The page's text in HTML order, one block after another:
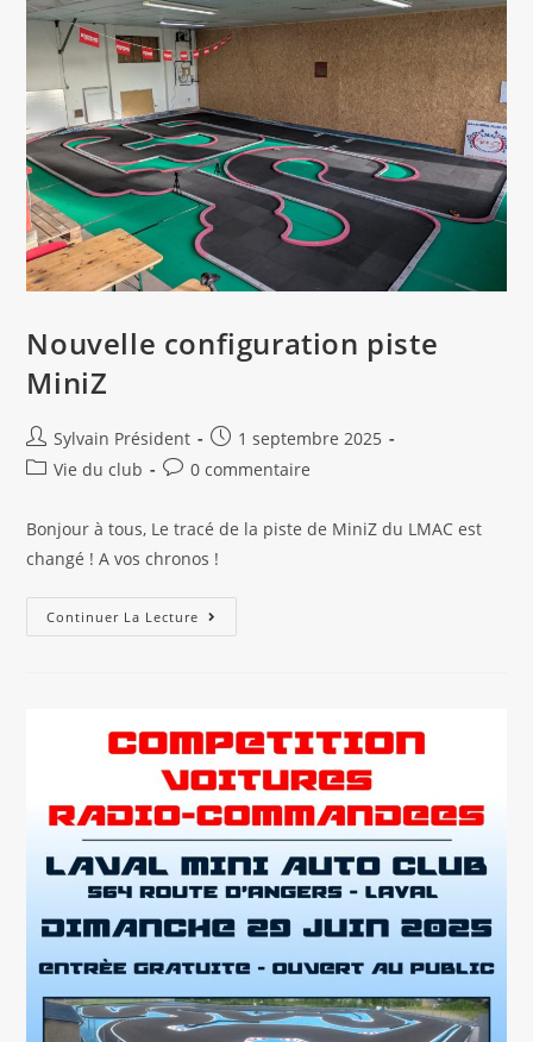
Nouvelle configuration piste
MiniZ
Auteur/autrice
de
Sylvain Président
Publication
publiée :
1 septembre 2025
PostVie du club
Commentaires
la
publication :
0 commentaire
Bonjour à tous, Le tracé de la piste de MiniZ du LMAC est
changé ! A vos chronos !
Continuer La Lecture Nouvelle
Configuration